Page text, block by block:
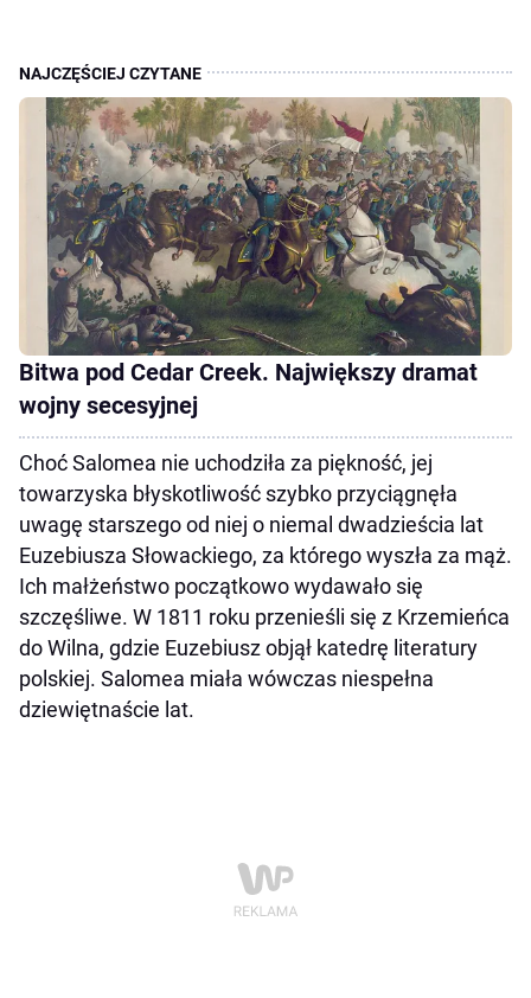
Bitwa pod Cedar Creek. Największy dramat
wojny secesyjnej
Choć Salomea nie uchodziła za piękność, jej
towarzyska błyskotliwość szybko przyciągnęła
uwagę starszego od niej o niemal dwadzieścia lat
Euzebiusza Słowackiego, za którego wyszła za mąż.
Ich małżeństwo początkowo wydawało się
szczęśliwe. W 1811 roku przenieśli się z Krzemieńca
do Wilna, gdzie Euzebiusz objął katedrę literatury
polskiej. Salomea miała wówczas niespełna
dziewiętnaście lat.